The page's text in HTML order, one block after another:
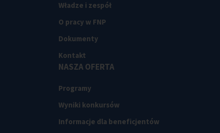
Władze i zespół
O pracy w FNP
Dokumenty
Kontakt
NASZA OFERTA
Programy
Wyniki konkursów
Informacje dla beneficjentów